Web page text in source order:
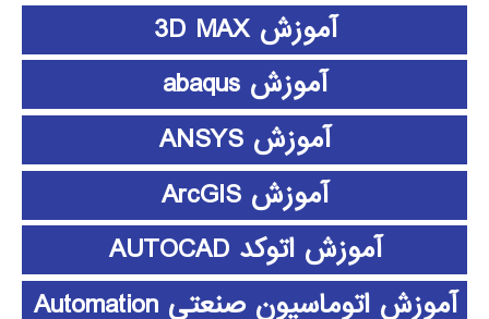
آموزش 3D MAX
آموزش abaqus
آموزش ANSYS
آموزش ArcGIS
آموزش اتوکد AUTOCAD
آموزش اتوماسیون صنعتی Automation